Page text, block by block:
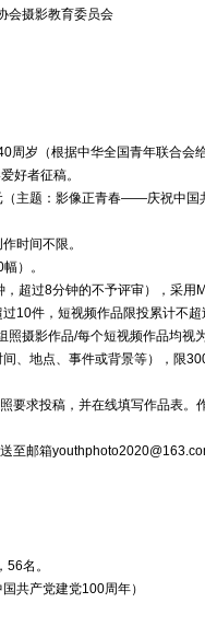
会摄影教育委员会
周岁（根据中华全国青年联合会
好者征稿。
（主题：影像正青春——庆祝中国
时间不限。
）。
超过8分钟的不予评审），采
10件，短视频作品限投累计不
照摄影作品/每个短视频作品均视
、地点、事件或背景等），限
要求投稿，并在线填写作品表
至邮箱
名。
共产党建党100周年）